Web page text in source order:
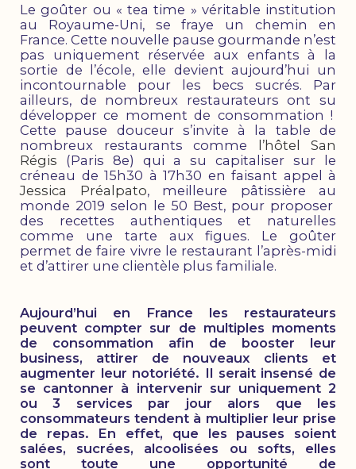
Le goûter ou « tea time » véritable institution
au Royaume-Uni, se fraye un chemin en
France. Cette nouvelle pause gourmande n’est
pas uniquement réservée aux enfants à la
sortie de l’école, elle devient aujourd’hui un
incontournable pour les becs sucrés. Par
ailleurs, de nombreux restaurateurs ont su
développer ce moment de consommation !
Cette pause douceur s’invite à la table de
nombreux restaurants comme l’hôtel San
Régis (Paris 8e) qui a su capitaliser sur le
créneau de 15h30 à 17h30 en faisant appel à
Jessica Préalpato, meilleure pâtissière au
monde 2019 selon le 50 Best, pour proposer
des recettes authentiques et naturelles
comme une tarte aux figues. Le goûter
permet de faire vivre le restaurant l’après-midi
et d’attirer une clientèle plus familiale.
Aujourd’hui en France les restaurateurs
peuvent compter sur de multiples moments
de consommation afin de booster leur
business, attirer de nouveaux clients et
augmenter leur notoriété. Il serait insensé de
se cantonner à intervenir sur uniquement 2
ou 3 services par jour alors que les
consommateurs tendent à multiplier leur prise
de repas. En effet, que les pauses soient
salées, sucrées, alcoolisées ou softs, elles
sont toute une opportunité de